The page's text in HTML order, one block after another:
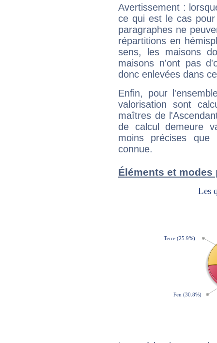
Avertissement :
ce qui est le cas
paragraphes ne
répartitions en
sens, les maisons
maisons n'ont pas
donc enlevées dans
Enfin, pour
valorisation sont
maîtres de
de calcul demeure
moins précises que
connue.
Éléments et modes